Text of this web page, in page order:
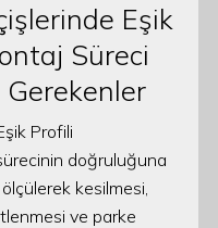
Eşik
Süreci
Profili
doğruluğuna
kesilmesi,
ve parke